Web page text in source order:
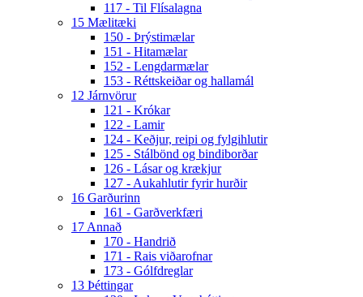
117 - Til Flísalagna
15 Mælitæki
150 - Þrýstimælar
151 - Hitamælar
152 - Lengdarmælar
153 - Réttskeiðar og hallamál
12 Járnvörur
121 - Krókar
122 - Lamir
124 - Keðjur, reipi og fylgihlutir
125 - Stálbönd og bindiborðar
126 - Lásar og krækjur
127 - Aukahlutir fyrir hurðir
16 Garðurinn
161 - Garðverkfæri
17 Annað
170 - Handrið
171 - Rais viðarofnar
173 - Gólfdreglar
13 Þéttingar